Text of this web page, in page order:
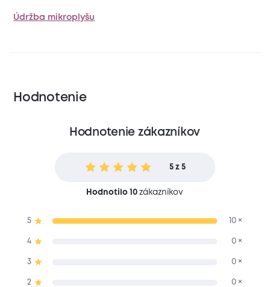
Údržba mikroplyšu
Hodnotenie
Hodnotenie zákazníkov
5 z 5
Hodnotilo 10 zákazníkov
5 10 ×
4 0 ×
3 0 ×
2 0 ×